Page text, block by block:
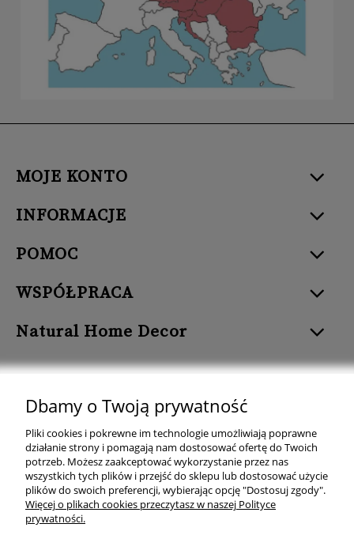
MOJE KONTO
INFORMACJE
POMOC
WSPÓŁPRACA
Natural Home Decor
Natural Home Decor | E-mail: sklep at naturalhomedecor.pl | Tel.:
507 707 299
| NIP: 7971800592 | REGON: 381429127
Copyright © 2026 - Naturalhomedecor.pl
Dbamy o Twoją prywatność
Pliki cookies i pokrewne im technologie umożliwiają poprawne
działanie strony i pomagają nam dostosować ofertę do Twoich
potrzeb. Możesz zaakceptować wykorzystanie przez nas
wszystkich tych plików i przejść do sklepu lub dostosować użycie
plików do swoich preferencji, wybierając opcję "Dostosuj zgody".
Więcej o plikach cookies przeczytasz w naszej Polityce
prywatności.